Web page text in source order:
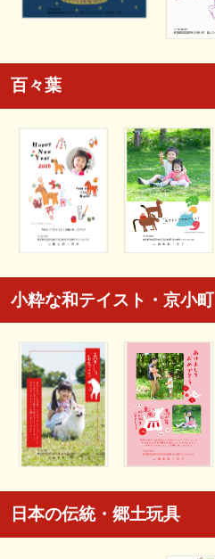
百々葉
小粋な和テイスト・京小町
日本の伝統・郷土玩具